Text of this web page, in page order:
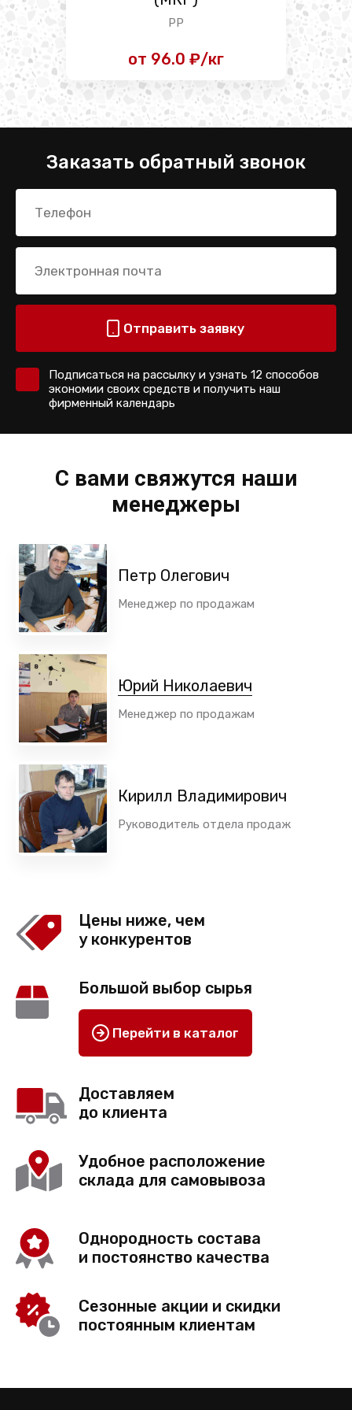
PP
от 96.0 ₽/кг
Заказать обратный звонок
Отправить заявку
Подписаться на рассылку и узнать 12 способов
экономии своих средств и получить наш
фирменный календарь
С вами свяжутся наши
менеджеры
Петр Олегович
Менеджер по продажам
Юрий Николаевич
Менеджер по продажам
Кирилл Владимирович
Руководитель отдела продаж
Цены ниже, чем
у конкурентов
Большой выбор сырья
Перейти в каталог
Доставляем
до клиента
Удобное расположение
склада для самовывоза
Однородность состава
и постоянство качества
Сезонные акции и скидки
постоянным клиентам